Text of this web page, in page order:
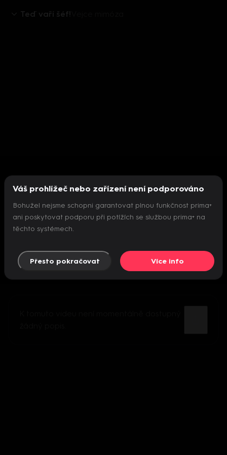
Teď vaří šéf!
Nepodařilo se inicializovat přehrávač
Váš prohlížeč nebo zařízení není podporováno
Bohužel nejsme schopni garantovat plnou funkčnost prima+
ani poskytovat podporu při potížích se službou prima+ na
těchto systémech.
Přesto pokračovat Více info